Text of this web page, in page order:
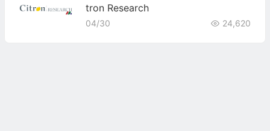
tron Research
04/30 24,620